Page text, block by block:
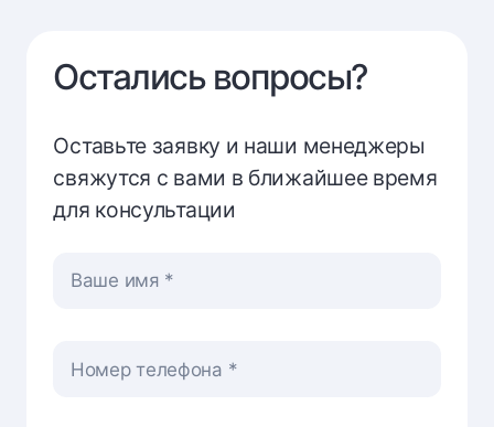
Остались вопросы?
Оставьте заявку и наши менеджеры
свяжутся с вами в ближайшее время
для консультации
Ваше имя
Номер телефона